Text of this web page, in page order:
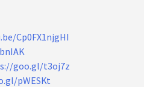
Cp0FX1njgHI
goo.gl/t3oj7z
pWESKt